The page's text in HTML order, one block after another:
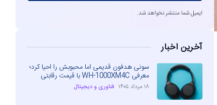
ایمیل شما منتشر نخواهد شد.
آخرین اخبار
سونی هدفون قدیمی اما محبوبش را احیا کرد؛
معرفی WH-1000XM4C با قیمت رقابتی
۱۸ مرداد ۱۴۰۵ فناوری و دیجیتال